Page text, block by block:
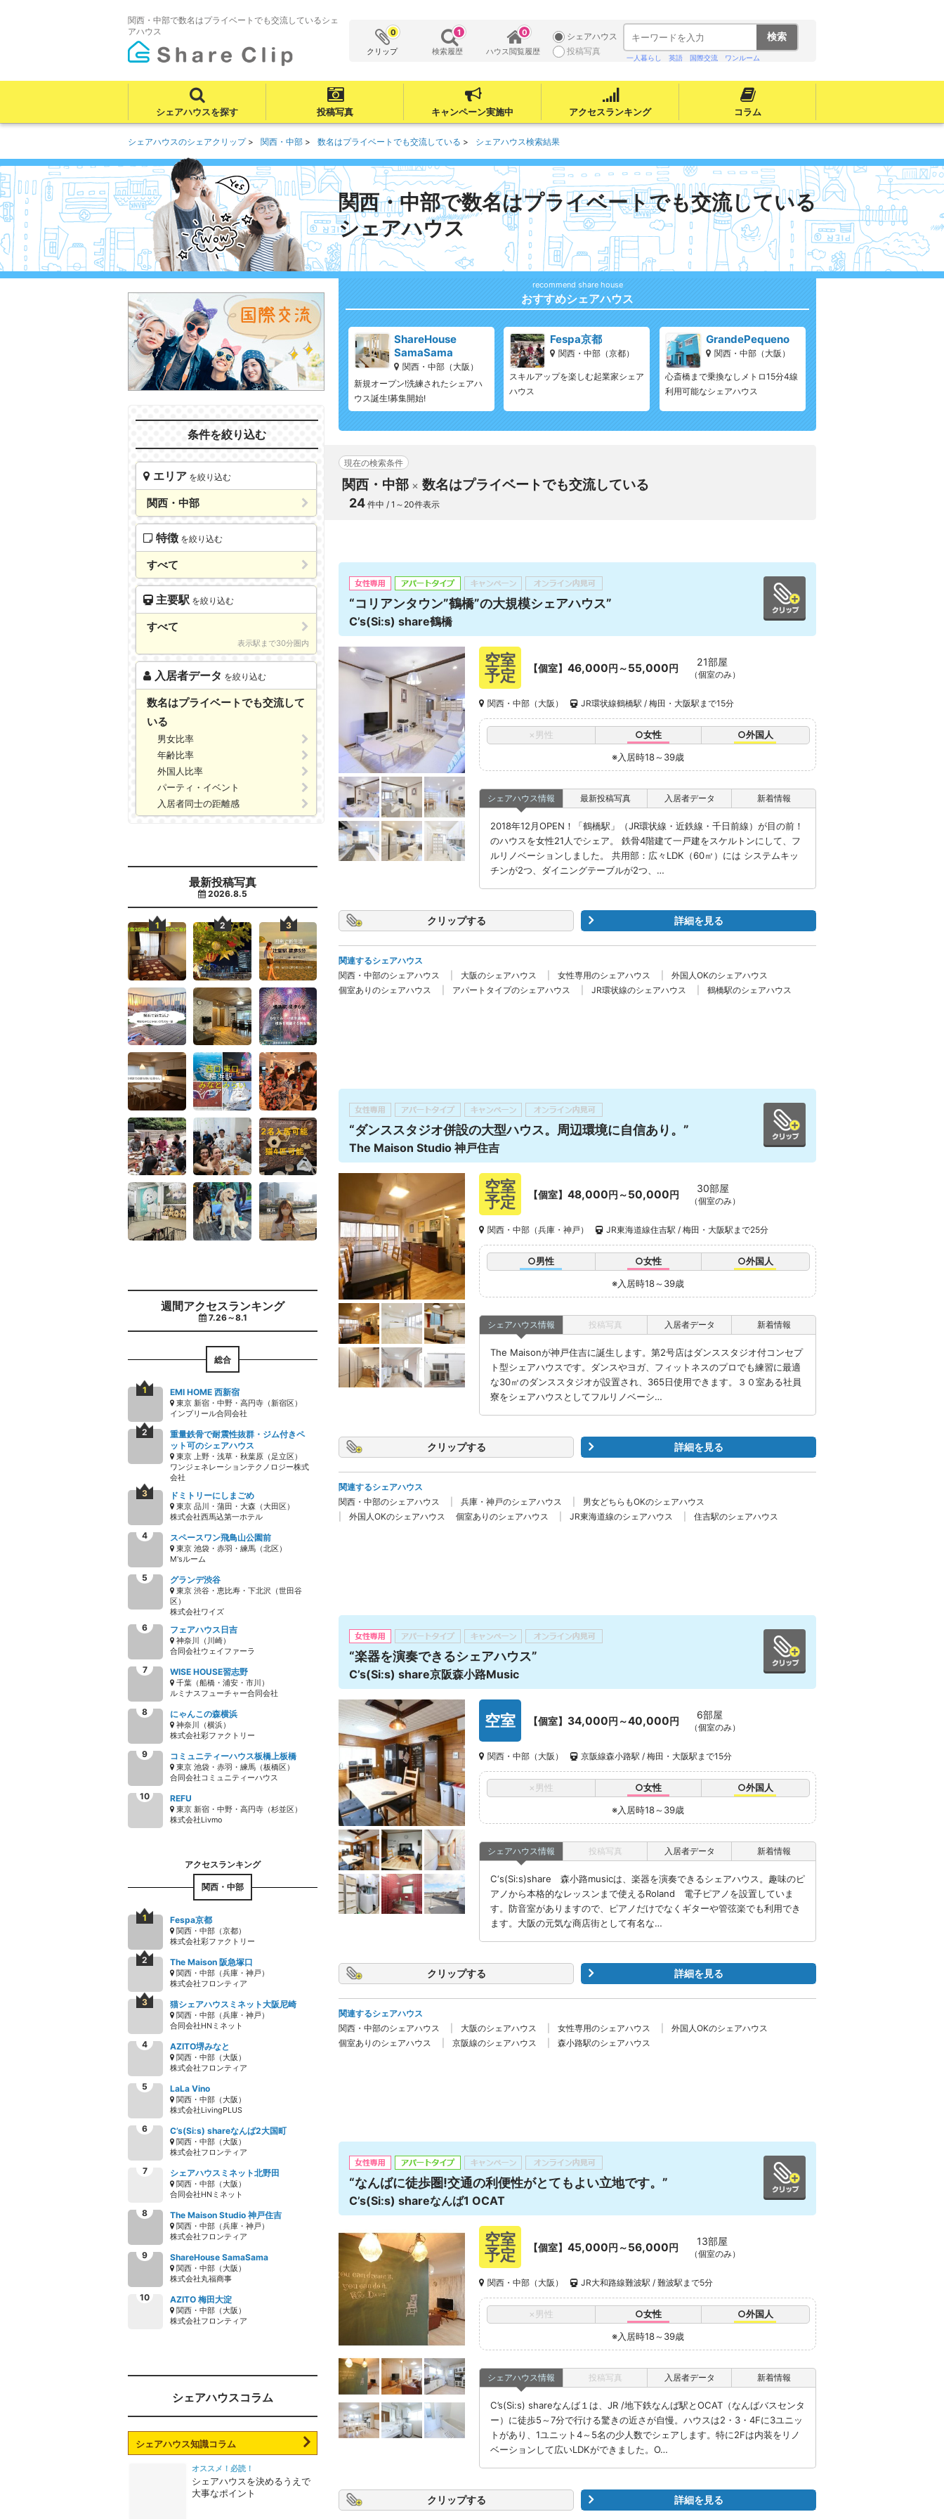
関西・中部で数名はプライベートでも交流しているシェ
アハウス
クリップ
0
検索履歴
1
ハウス閲覧履歴
0
シェアハウス
投稿写真
一人暮らし 英語 国際交流 ワンルーム
シェアハウスを探す 投稿写真 キャンペーン実施中 アクセスランキング コラム
シェアハウスのシェアクリップ 関西・中部 数名はプライベートでも交流している シェアハウス検索結果
関西・中部で数名はプライベートでも交流している
シェアハウス
条件を絞り込む
エリア を絞り込む
関西・中部
特徴 を絞り込む
すべて
主要駅 を絞り込む
すべて
表示駅まで30分圏内
入居者データ を絞り込む
数名はプライベートでも交流して
いる
男女比率
年齢比率
外国人比率
パーティ・イベント
入居者同士の距離感
最新投稿写真
2026.8.5
週間アクセスランキング
7.26～8.1
総合
EMI HOME 西新宿
東京 新宿・中野・高円寺（新宿区）
インプリール合同会社
重量鉄骨で耐震性抜群・ジム付きペ
ット可のシェアハウス
東京 上野・浅草・秋葉原（足立区）
ワンジェネレーションテクノロジー株式
会社
ドミトリーにしまごめ
東京 品川・蒲田・大森（大田区）
株式会社西馬込第一ホテル
スペースワン飛鳥山公園前
東京 池袋・赤羽・練馬（北区）
M'sルーム
グランデ渋谷
東京 渋谷・恵比寿・下北沢（世田谷
区）
株式会社ワイズ
フェアハウス日吉
神奈川（川崎）
合同会社ウェイファーラ
WISE HOUSE習志野
千葉（船橋・浦安・市川）
ルミナスフューチャー合同会社
にゃんこの森横浜
神奈川（横浜）
株式会社彩ファクトリー
コミュニティーハウス板橋上板橋
東京 池袋・赤羽・練馬（板橋区）
合同会社コミュニティーハウス
REFU
東京 新宿・中野・高円寺（杉並区）
株式会社Livmo
関西・中部
Fespa京都
関西・中部（京都）
株式会社彩ファクトリー
The Maison 阪急塚口
関西・中部（兵庫・神戸）
株式会社フロンティア
猫シェアハウスミネット大阪尼崎
関西・中部（兵庫・神戸）
合同会社HNミネット
AZITO堺みなと
関西・中部（大阪）
株式会社フロンティア
LaLa Vino
関西・中部（大阪）
株式会社LivingPLUS
C’s(Si:s) shareなんば2大国町
関西・中部（大阪）
株式会社フロンティア
シェアハウスミネット北野田
関西・中部（大阪）
合同会社HNミネット
The Maison Studio 神戸住吉
関西・中部（兵庫・神戸）
株式会社フロンティア
ShareHouse SamaSama
関西・中部（大阪）
株式会社丸福商事
AZITO 梅田大淀
関西・中部（大阪）
株式会社フロンティア
シェアハウスコラム
シェアハウス知識コラム
オススメ！必読！
シェアハウスを決めるうえで
大事なポイント
おすすめシェアハウス
ShareHouse
SamaSama
関西・中部（大阪）
新規オープン!洗練されたシェアハ
ウス誕生!募集開始!
Fespa京都
関西・中部（京都）
スキルアップを楽しむ起業家シェア
ハウス
GrandePequeno
関西・中部（大阪）
心斎橋まで乗換なしメトロ15分4線
利用可能なシェアハウス
現在の検索条件
関西・中部 数名はプライベートでも交流している
24 件中 / 1～20件表示
“コリアンタウン”鶴橋”の大規模シェアハウス”
C’s(Si:s) share鶴橋
空室
予定
【個室】 46,000円～55,000円 21部屋
（個室のみ）
関西・中部（大阪） JR環状線鶴橋駅 / 梅田・大阪駅まで15分
×男性 ○女性
○外国人
※入居時18～39歳
シェアハウス情報
2018年12月OPEN！「鶴橋駅」（JR環状線・近鉄線・千日前線）が目の前！
のハウスを女性21人でシェア。 鉄骨4階建て一戸建をスケルトンにして、フ
ルリノベーションしました。 共用部：広々LDK（60㎡）には システムキッ
チンが2つ、ダイニングテーブルが2つ、…
最新投稿写真 入居者データ 新着情報
クリップ 詳細を見る
関連するシェアハウス
関西・中部のシェアハウス
大阪のシェアハウス 女性専用のシェアハウス
外国人OKのシェアハウス
個室ありのシェアハウス
アパートタイプのシェアハウス JR環状線のシェアハウス 鶴橋駅のシェアハウス
“ダンススタジオ併設の大型ハウス。周辺環境に自信あり。”
The Maison Studio 神戸住吉
空室
予定
【個室】 48,000円～50,000円 30部屋
（個室のみ）
関西・中部（兵庫・神戸） JR東海道線住吉駅 / 梅田・大阪駅まで25分
○男性 ○女性
○外国人
※入居時18～39歳
シェアハウス情報
The Maisonが神戸住吉に誕生します。第2号店はダンススタジオ付コンセプ
ト型シェアハウスです。ダンスやヨガ、フィットネスのプロでも練習に最適
な30㎡のダンススタジオが設置され、365日使用できます。３０室ある社員
寮をシェアハウスとしてフルリノベーシ…
投稿写真 入居者データ 新着情報
クリップ 詳細を見る
関連するシェアハウス
関西・中部のシェアハウス
兵庫・神戸のシェアハウス
男女どちらもOKのシェアハウス
外国人OKのシェアハウス
個室ありのシェアハウス JR東海道線のシェアハウス 住吉駅のシェアハウス
“楽器を演奏できるシェアハウス”
C’s(Si:s) share京阪森小路Music
空室 【個室】 34,000円～40,000円 6部屋
（個室のみ）
関西・中部（大阪） 京阪線森小路駅 / 梅田・大阪駅まで15分
×男性 ○女性
○外国人
※入居時18～39歳
シェアハウス情報
C‘s(Si:s)share 森小路musicは、楽器を演奏できるシェアハウス。趣味のピ
アノから本格的なレッスンまで使えるRoland 電子ピアノを設置していま
す。防音室がありますので、ピアノだけでなくギターや管弦楽でも利用でき
ます。大阪の元気な商店街として有名な…
投稿写真 入居者データ 新着情報
クリップ 詳細を見る
関連するシェアハウス
関西・中部のシェアハウス
大阪のシェアハウス 女性専用のシェアハウス
外国人OKのシェアハウス
個室ありのシェアハウス
京阪線のシェアハウス 森小路駅のシェアハウス
“なんばに徒歩圏!交通の利便性がとてもよい立地です。”
C’s(Si:s) shareなんば1 OCAT
空室
予定
【個室】 45,000円～56,000円 13部屋
（個室のみ）
関西・中部（大阪） JR大和路線難波駅 / 難波駅まで5分
×男性 ○女性
○外国人
※入居時18～39歳
シェアハウス情報
C’s(Si:s) shareなんば１は、JR /地下鉄なんば駅とOCAT（なんばバスセンタ
ー）に徒歩5～7分で行ける驚きの近さが自慢。ハウスは2・3・4Fに3ユニッ
トがあり、1ユニット4～5名の少人数でシェアします。特に2Fは内装をリノ
ベーションして広いLDKができました。O…
投稿写真 入居者データ 新着情報
クリップ 詳細を見る